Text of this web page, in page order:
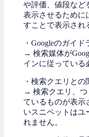
や評価、値段など
表示させるために
すことで表示され
・Googleのガイ
→ 検索媒体が
インに従っている
・検索クエリと
→ 検索クエリ、つ
ているものが表示
いスニペットはユ
れません。